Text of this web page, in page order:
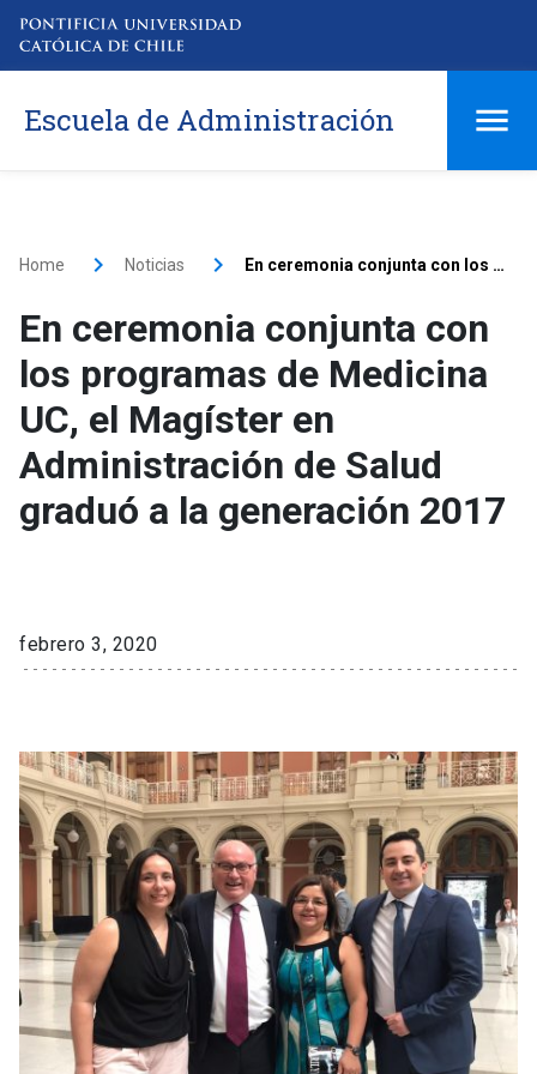
Escuela de Administración
Home Noticias En ceremonia conjunta con los programas de Medicina UC, el Magíster en Administración de Salud graduó a la generación 2017
En ceremonia conjunta con
los programas de Medicina
UC, el Magíster en
Administración de Salud
graduó a la generación 2017
febrero 3, 2020